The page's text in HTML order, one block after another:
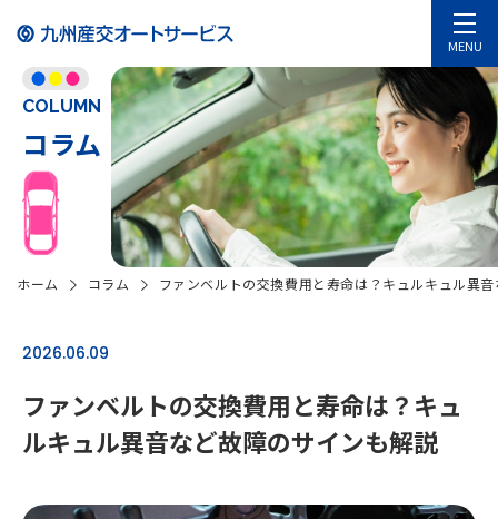
MENU
コラム
COLUMN
ホーム コラム ファンベルトの交換費用と寿命は？キュルキュル異
2026.06.09
ファンベルトの交換費用と寿命は？キュ
ルキュル異音など故障のサインも解説